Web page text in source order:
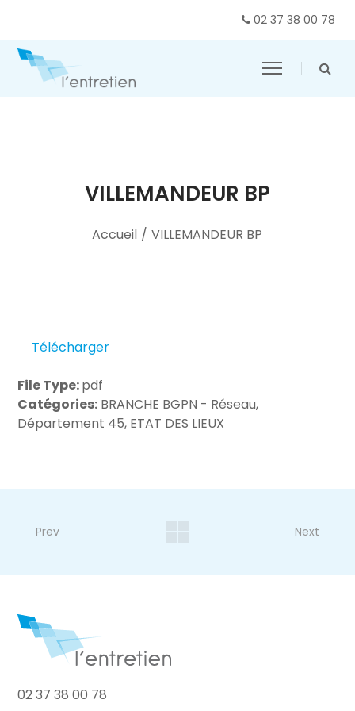
02 37 38 00 78
VILLEMANDEUR BP
Accueil / VILLEMANDEUR BP
Télécharger
File Type:pdf
Catégories: BRANCHE BGPN - Réseau,
Département 45, ETAT DES LIEUX
Prev Next
02 37 38 00 78